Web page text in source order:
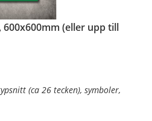
600x600mm (eller upp till
(ca 26 tecken), symboler,